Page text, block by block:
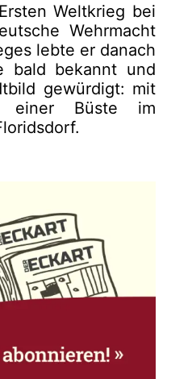
Weltkrieg bei
Wehrmacht
lebte er danach
bald bekannt und
gewürdigt: mit
einer Büste im